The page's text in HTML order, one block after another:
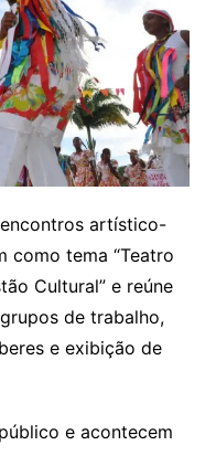
artístico-
como tema “Teatro
Cultural” e reúne
de trabalho,
e exibição de
e acontecem